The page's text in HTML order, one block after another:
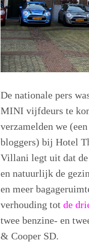
De nationale pers
MINI vijfdeurs te
verzamelden we
bloggers) bij Hotel
Villani legt uit dat
en natuurlijk de
en meer
verhouding tot de
twee benzine- en
& Cooper SD.